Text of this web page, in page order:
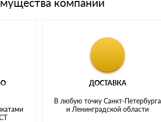
ДОСТАВКА
В любую точку Санкт-Петербурга
и Ленинградской области